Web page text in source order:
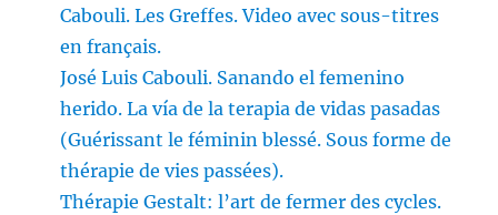
Cabouli. Les Greffes. Video avec sous-titres
en français.
José Luis Cabouli. Sanando el femenino
herido. La vía de la terapia de vidas pasadas
(Guérissant le féminin blessé. Sous forme de
thérapie de vies passées).
Thérapie Gestalt: l’art de fermer des cycles.